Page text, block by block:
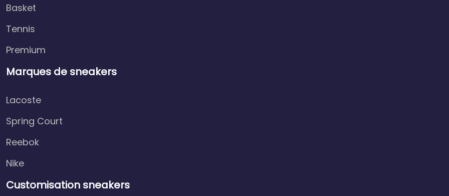
Basket
Tennis
Premium
Marques de sneakers
Lacoste
Spring Court
Reebok
Nike
Customisation sneakers